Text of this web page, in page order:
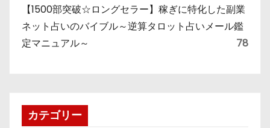
【1500部突破☆ロングセラー】稼ぎに特化した副業
ネット占いのバイブル～逆算タロット占いメール鑑
定マニュアル～
78
カテゴリー